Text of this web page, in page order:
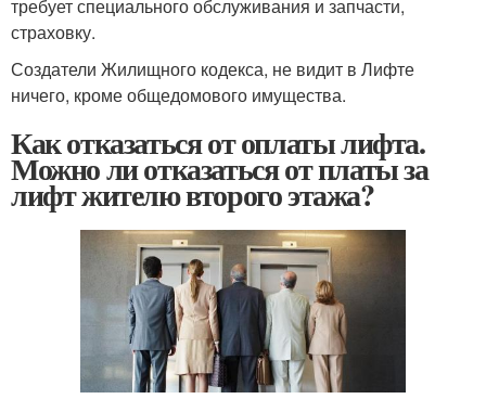
требует специального обслуживания и запчасти,
страховку.
Создатели Жилищного кодекса, не видит в Лифте
ничего, кроме общедомового имущества.
Как отказаться от оплаты лифта.
Можно ли отказаться от платы за
лифт жителю второго этажа?